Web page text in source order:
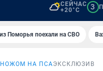
СЕЙЧАС
+20°C
3
Поморья поехали на СВО
НА ПСАЭКСКЛЮЗИВ